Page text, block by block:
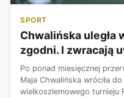
SPORT
Chwalińska uległa
zgodni. I zwracają
Po ponad miesięcznej
Maja Chwalińska wróciła
wielkoszlemowego turnieju